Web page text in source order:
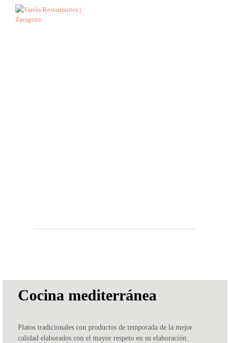
Cocina mediterránea
Platos tradicionales con productos de temporada de la mejor
calidad elaborados con el mayor respeto en su elaboración.